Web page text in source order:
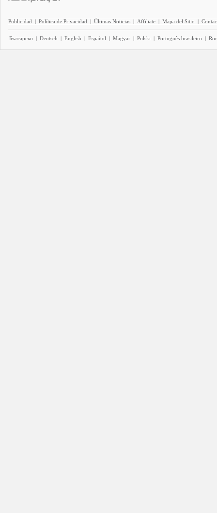
Publicidad | Política de Privacidad | Últimas Noticias | Affiliate | Mapa del Sitio |
Български | Deutsch | English | Español | Magyar | Polski | Português brasileiro |